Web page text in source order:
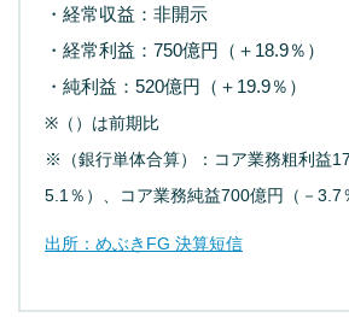
・経常収益：非開示
・経常利益：750億円（＋18.9％）
・純利益：520億円（＋19.9％）
※（）は前期比
※（銀行単体合算）：コア業務粗利益
5.1％）、コア業務純益700億円（－3.7
出所：めぶきFG 決算短信